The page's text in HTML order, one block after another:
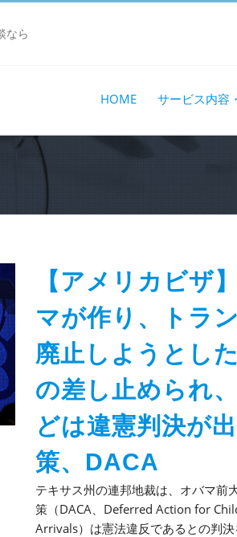
なら
HOME サービス内容
【アメリカビザ
マが作り、トラ
廃止しようとし
の差し止められ
どは違憲判決が
策、DACA
テキサス州の連邦地裁は、オバマ前
策（DACA、Deferred Action for
Arrivals）は憲法違反であるとの判決